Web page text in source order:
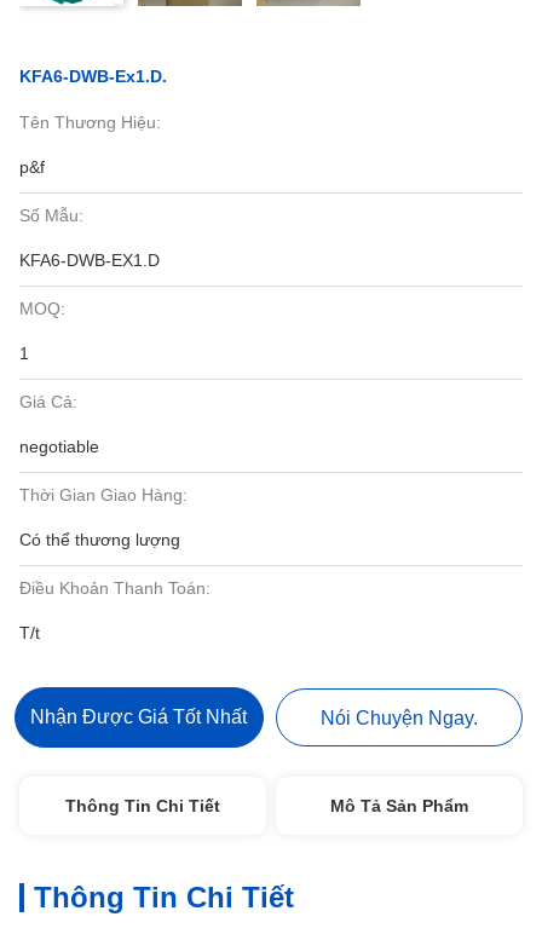
KFA6-DWB-Ex1.D.
Tên Thương Hiệu:
p&f
Số Mẫu:
KFA6-DWB-EX1.D
MOQ:
1
Giá Cả:
negotiable
Thời Gian Giao Hàng:
Có thể thương lượng
Điều Khoản Thanh Toán:
T/t
Nhận Được Giá Tốt Nhất Nói Chuyện Ngay.
Thông Tin Chi Tiết Mô Tả Sản Phẩm
Thông Tin Chi Tiết